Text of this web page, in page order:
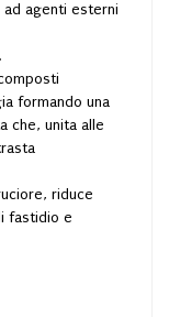
agenti esterni
formando una
che, unita alle
riduce
fastidio e